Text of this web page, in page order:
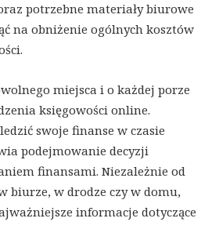
potrzebne materiały biurowe
na obniżenie ogólnych kosztów
miejsca i o każdej porze
księgowości online.
swoje finanse w czasie
podejmowanie decyzji
finansami. Niezależnie od
biurze, w drodze czy w domu,
informacje dotyczące